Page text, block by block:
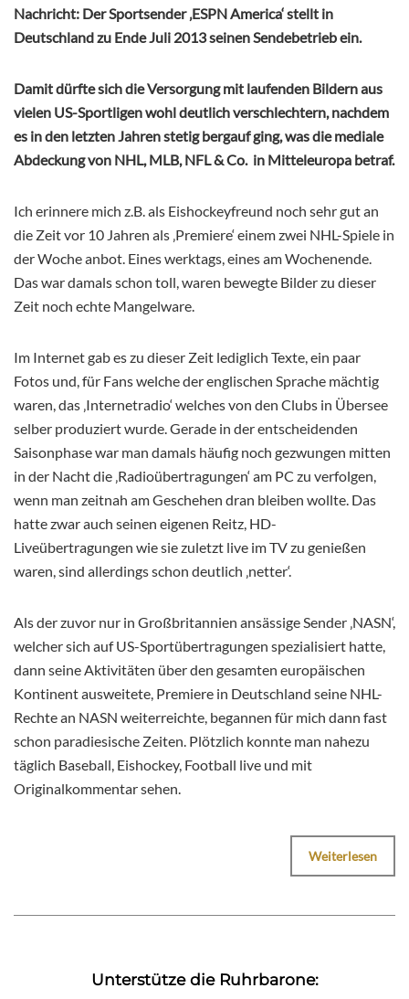
Nachricht: Der Sportsender ‚ESPN America‘ stellt in
Deutschland zu Ende Juli 2013 seinen Sendebetrieb ein.
Damit dürfte sich die Versorgung mit laufenden Bildern aus
vielen US-Sportligen wohl deutlich verschlechtern, nachdem
es in den letzten Jahren stetig bergauf ging, was die mediale
Abdeckung von NHL, MLB, NFL & Co. in Mitteleuropa betraf.
Ich erinnere mich z.B. als Eishockeyfreund noch sehr gut an
die Zeit vor 10 Jahren als ‚Premiere‘ einem zwei NHL-Spiele in
der Woche anbot. Eines werktags, eines am Wochenende.
Das war damals schon toll, waren bewegte Bilder zu dieser
Zeit noch echte Mangelware.
Im Internet gab es zu dieser Zeit lediglich Texte, ein paar
Fotos und, für Fans welche der englischen Sprache mächtig
waren, das ‚Internetradio‘ welches von den Clubs in Übersee
selber produziert wurde. Gerade in der entscheidenden
Saisonphase war man damals häufig noch gezwungen mitten
in der Nacht die ‚Radioübertragungen‘ am PC zu verfolgen,
wenn man zeitnah am Geschehen dran bleiben wollte. Das
hatte zwar auch seinen eigenen Reitz, HD-
Liveübertragungen wie sie zuletzt live im TV zu genießen
waren, sind allerdings schon deutlich ‚netter‘.
Als der zuvor nur in Großbritannien ansässige Sender ‚NASN‘,
welcher sich auf US-Sportübertragungen spezialisiert hatte,
dann seine Aktivitäten über den gesamten europäischen
Kontinent ausweitete, Premiere in Deutschland seine NHL-
Rechte an NASN weiterreichte, begannen für mich dann fast
schon paradiesische Zeiten. Plötzlich konnte man nahezu
täglich Baseball, Eishockey, Football live und mit
Originalkommentar sehen.
Weiterlesen
Unterstütze die Ruhrbarone: